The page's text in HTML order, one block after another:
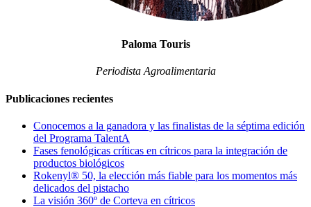
Paloma Touris
Periodista Agroalimentaria
Publicaciones recientes
Conocemos a la ganadora y las finalistas de la séptima edición
del Programa TalentA
Fases fenológicas críticas en cítricos para la integración de
productos biológicos
Rokenyl® 50, la elección más fiable para los momentos más
delicados del pistacho
La visión 360º de Corteva en cítricos